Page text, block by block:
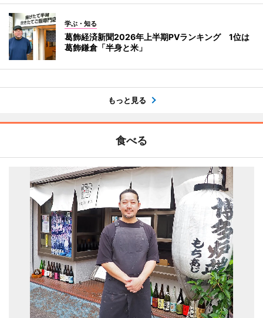
学ぶ・知る
葛飾経済新聞2026年上半期PVランキング 1位は
葛飾鎌倉「半身と米」
もっと見る
食べる